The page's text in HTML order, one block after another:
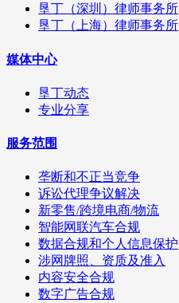
垦丁（深圳）律师事务所
垦丁（上海）律师事务所
媒体中心
垦丁动态
专业分享
服务范围
垄断和不正当竞争
诉讼代理争议解决
新零售/跨境电商/物流
智能网联汽车合规
数据合规和个人信息保护
涉网牌照、资质及准入
内容安全合规
数字广告合规